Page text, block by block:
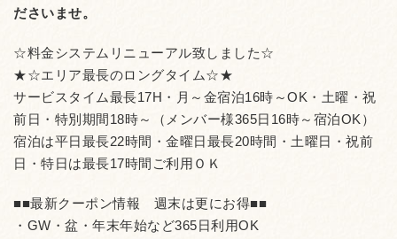
ださいませ。
☆料金システムリニューアル致しました☆
★☆エリア最長のロングタイム☆★
サービスタイム最長17H・月～金宿泊16時～OK・土曜・祝
前日・特別期間18時～（メンバー様365日16時～宿泊OK）
宿泊は平日最長22時間・金曜日最長20時間・土曜日・祝前
日・特日は最長17時間ご利用ＯＫ
■■最新クーポン情報 週末は更にお得■■
・GW・盆・年末年始など365日利用OK